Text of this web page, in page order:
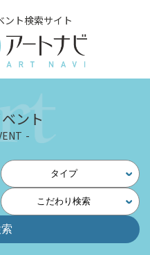
ント検索サイト
ント
タイプ
こだわり検索